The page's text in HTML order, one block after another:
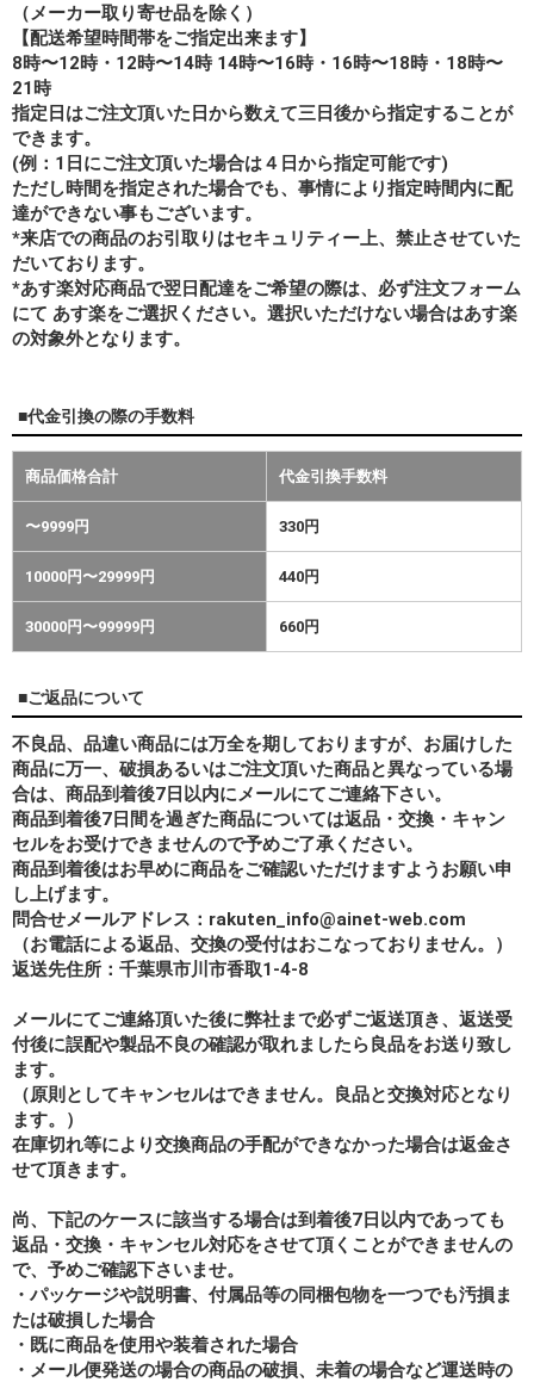
（メーカー取り寄せ品を除く）
【配送希望時間帯をご指定出来ます】
8時〜12時・12時〜14時 14時〜16時・16時〜18時・18時〜
21時
指定日はご注文頂いた日から数えて三日後から指定することが
できます。
(例：1日にご注文頂いた場合は４日から指定可能です)
ただし時間を指定された場合でも、事情により指定時間内に配
達ができない事もございます。
*来店での商品のお引取りはセキュリティー上、禁止させていた
だいております。
*あす楽対応商品で翌日配達をご希望の際は、必ず注文フォーム
にて あす楽をご選択ください。選択いただけない場合はあす楽
の対象外となります。
■代金引換の際の手数料
商品価格合計 代金引換手数料
〜9999円 330円
10000円〜29999円 440円
30000円〜99999円 660円
■ご返品について
不良品、品違い商品には万全を期しておりますが、お届けした
商品に万一、破損あるいはご注文頂いた商品と異なっている場
合は、商品到着後7日以内にメールにてご連絡下さい。
商品到着後7日間を過ぎた商品については返品・交換・キャン
セルをお受けできませんので予めご了承ください。
商品到着後はお早めに商品をご確認いただけますようお願い申
し上げます。
問合せメールアドレス：rakuten_info@ainet-web.com
（お電話による返品、交換の受付はおこなっておりません。）
返送先住所：千葉県市川市香取1-4-8
メールにてご連絡頂いた後に弊社まで必ずご返送頂き、返送受
付後に誤配や製品不良の確認が取れましたら良品をお送り致し
ます。
（原則としてキャンセルはできません。良品と交換対応となり
ます。）
在庫切れ等により交換商品の手配ができなかった場合は返金さ
せて頂きます。
尚、下記のケースに該当する場合は到着後7日以内であっても
返品・交換・キャンセル対応をさせて頂くことができませんの
で、予めご確認下さいませ。
・パッケージや説明書、付属品等の同梱包物を一つでも汚損ま
たは破損した場合
・既に商品を使用や装着された場合
・メール便発送の場合の商品の破損、未着の場合など運送時の